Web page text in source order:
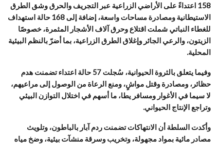
158 اعتداءً على الأراضي الزراعية عبر التجريف والحرق وشق الطرق
الاستيطانية ومصادرة مساحات واسعة، إضافة إلى 168 حالة استهداف
للغطاء النباتي شملت اقتلاع وحرق آلاف الأشجار المثمرة، خصوصًا
الزيتون، والرعي الجائر وإغلاق الطرق الزراعية، بما أضرّ بالنظم البيئية
المحلية.
وفيما يتعلق بالثروة الحيوانية، سُجلت 57 حالة اعتداء تضمنت هدم
حظائر، ومصادرة وقتل مواشٍ، ومنع الرعاة من الوصول إلى مراعيهم،
لا سيما في الأغوار ومسافر يطا، ما أسهم في اختلال التوازن البيئي
وتراجع الإنتاج الحيواني.
وأكدت السلطة أن الانتهاكات تضمنت ردم آبار بالباطون، وتلويث
مصادر مائية بمواد مجهولة، وتخريب وسرقة منشآت بيئية، وضخ مياه